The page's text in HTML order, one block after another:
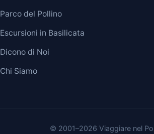
Parco del Pollino
Escursioni in Basilicata
Dicono di Noi
Chi Siamo
© 2001–2026 Viaggiare nel